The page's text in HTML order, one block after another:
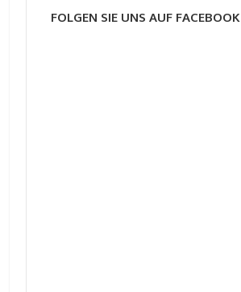
FOLGEN SIE UNS AUF FACEBOOK